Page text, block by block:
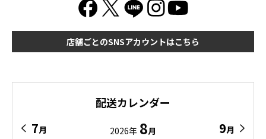
店舗ごとのSNSアカウントはこちら
配送カレンダー
7月 2026年 8月 9月